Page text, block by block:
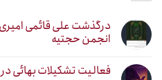
درگذشت علی قائمی امیری
انجمن حجتیه
فعالیت تشکیلات بهائی در